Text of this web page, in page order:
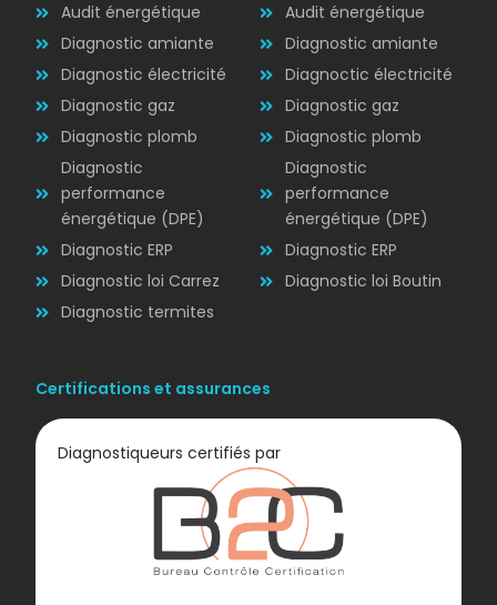
Diagnostic
ÉLECTRICITÉ
Audit énergétique
Diagnostic amiante
Diagnostic électricité
Diagnostic gaz
Diagnostic plomb
Diagnostic
performance
énergétique (DPE)
Diagnostic ERP
Diagnostic loi Carrez
Diagnostic termites
Audit énergétique
Diagnostic amiante
Diagnoctic électricité
Diagnostic gaz
Diagnostic plomb
Diagnostic
performance
énergétique (DPE)
Diagnostic ERP
Diagnostic loi Boutin
Certifications et assurances
Diagnostiqueurs certifiés par